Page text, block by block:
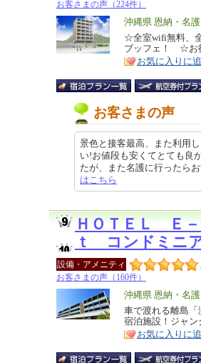
お客さまの声（224件）
エ
リ
ア
沖縄県 恩納・名
特
徴
☆全室wifi無料、
ブッフェ！ ☆お
お気に入りに
お客さまの声
景色と接客最高、また利用
い!お値段も安くてとても良
たが、また名護に行ったら
はこちら
ＨＯＴＥＬ Ｅ
ｔ コンドミニ
設備・アメニティ
お客さまの声（160件）
エ
リ
ア
沖縄県 恩納・名
特
徴
車で渡れる離島
宿泊施設！ジャ
お気に入りに